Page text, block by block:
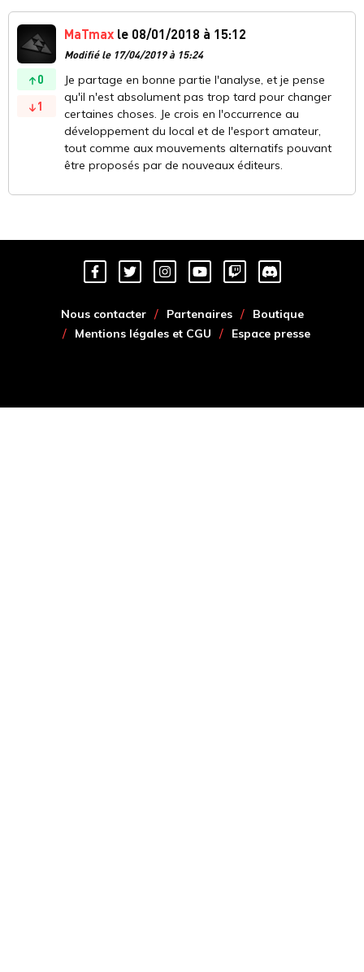
0
1
MaTmax le 08/01/2018 à 15:12
Modifié le 17/04/2019 à 15:24
Je partage en bonne partie l'analyse, et je pense
qu'il n'est absolument pas trop tard pour changer
certaines choses. Je crois en l'occurrence au
développement du local et de l'esport amateur,
tout comme aux mouvements alternatifs pouvant
être proposés par de nouveaux éditeurs.
Nous contacter Partenaires
Boutique
Mentions légales et CGU
Espace presse